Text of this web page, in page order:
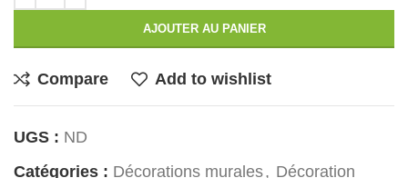
AJOUTER AU PANIER
Compare Add to wishlist
UGS : ND
Catégories : Décorations murales, Décoration